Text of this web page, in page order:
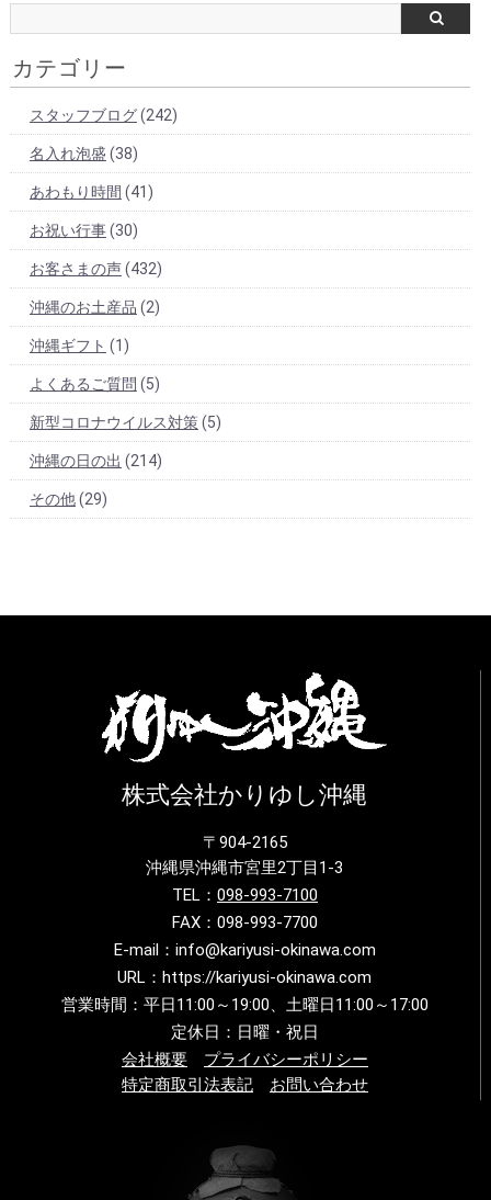
カテゴリー
スタッフブログ(242)
名入れ泡盛 (38)
あわもり時間 (41)
お祝い行事(30)
お客さまの声(432)
沖縄のお土産品 (2)
沖縄ギフト (1)
よくあるご質問 (5)
新型コロナウイルス対策(5)
沖縄の日の出 (214)
その他(29)
株式会社かりゆし沖縄
〒904-2165
沖縄県沖縄市宮里2丁目1-3
TEL： 098-993-7100
FAX：098-993-7700
E-mail：info@kariyusi-okinawa.com
URL：https://kariyusi-okinawa.com
営業時間：平日11:00～19:00、土曜日11:00～17:00
定休日：日曜・祝日
会社概要
プライバシーポリシー
特定商取引法表記
お問い合わせ